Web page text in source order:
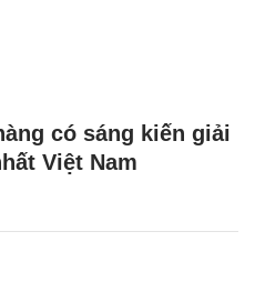
có sáng kiến giải
Việt Nam